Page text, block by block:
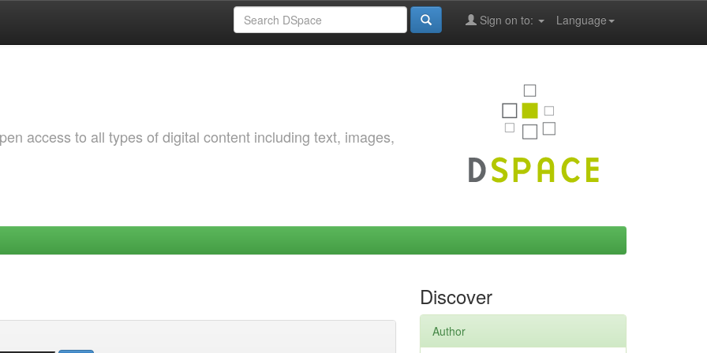
Language
Sign on to:
access to all types of digital content including text, images,
Discover
Author